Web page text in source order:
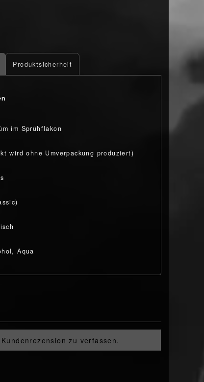
Produktsicherheit
im Sprühflakon
wird ohne Umverpackung produziert)
Aqua
zu verfassen.